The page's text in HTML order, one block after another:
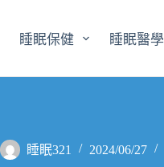
睡眠保健 睡眠醫學
睡眠321 2024/06/27